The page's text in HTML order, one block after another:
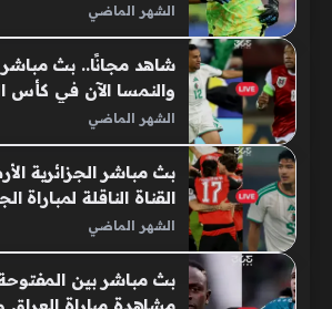
الشهر الماضي
شاهد مجانًا.. بث مباشر
والنمسا الآن في كأس
الشهر الماضي
بث مباشر الجزائرية
القناة الناقلة لمباراة
الشهر الماضي
بث مباشر بين
مشاهدة مباراة العراق